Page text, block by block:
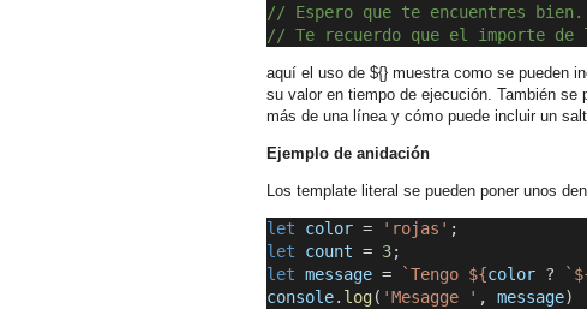
// Espero que te encuentres bien.
// Te recuerdo que el importe de
aquí el uso de ${} muestra como se pueden
su valor en tiempo de ejecución. También se
más de una línea y cómo puede incluir un
Ejemplo de anidación
Los template literal se pueden poner unos
let color = 'rojas' ;
let
count = 3;
let message = `Tengo ${color ?
console. log( 'Mesagge ' , message)